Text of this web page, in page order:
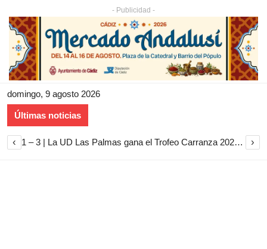
- Publicidad -
domingo, 9 agosto 2026
Últimas noticias
‹ 1 – 3 | La UD Las Palmas gana el Trofeo Carranza 2026 tras imponerse al Cádiz CF ›